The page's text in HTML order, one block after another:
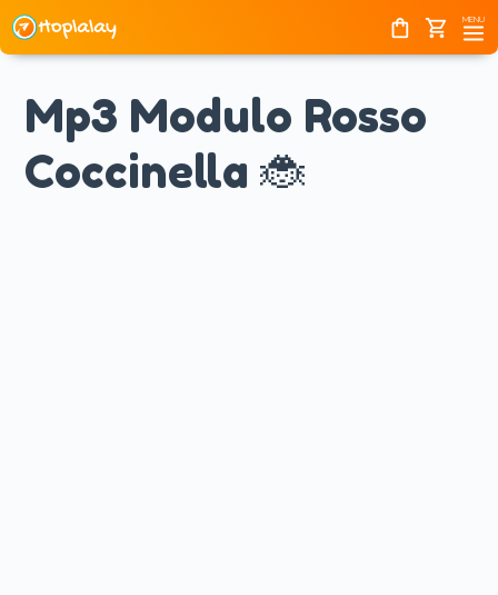
Skip
to
content
shopping_bag shopping_cart MENU
Mp3 Modulo Rosso
Coccinella 🐞